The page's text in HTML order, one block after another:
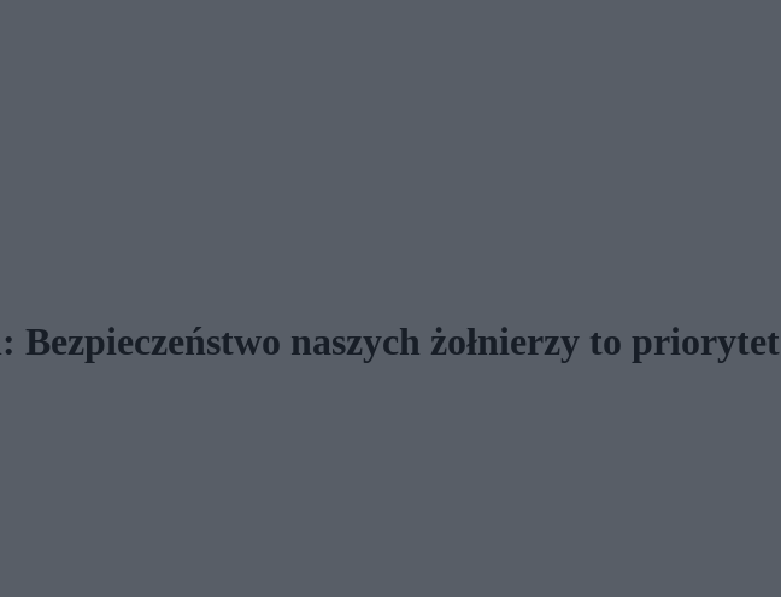
naszych żołnierzy to priorytet